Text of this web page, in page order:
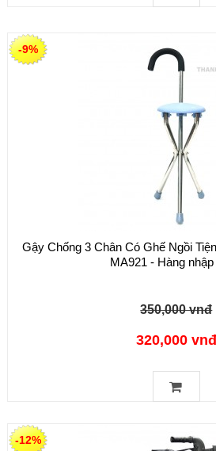
Gậy Chống 3 Chân Có Ghế Ngồi
MA921 - Hàng
350,000 vnđ
320,000 vnđ
-9%
-12%